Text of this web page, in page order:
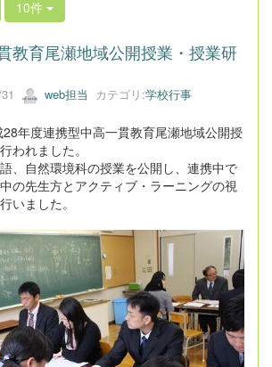
10件
教育尾瀬地域公開授業・授業研
web担当 カテゴリ:学校行事
年度連携型中高一貫教育尾瀬地域公開授
われました。
、自然環境科の授業を公開し、連携中で
の先生方とアクティブ・ラーニングの視
いました。